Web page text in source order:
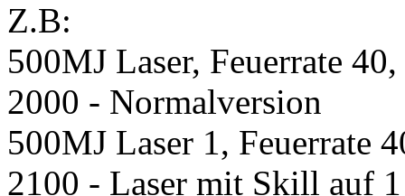
Z.B:
500MJ Laser, Feuerrate
2000 - Normalversion
500MJ Laser 1, Feuerrate
2100 - Laser mit Skill auf 1